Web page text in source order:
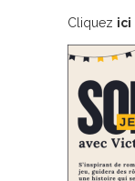
Cliquez ici